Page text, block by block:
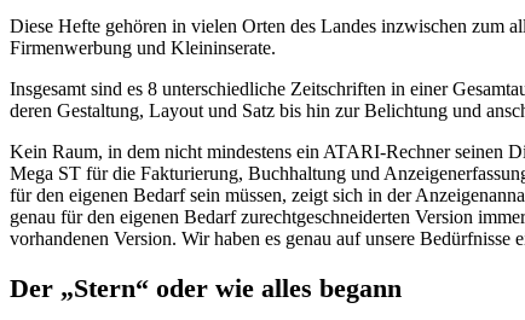
Diese Hefte gehören in vielen Orten des Landes inzwischen zum
Firmenwerbung und Kleininserate.
Insgesamt sind es 8 unterschiedliche Zeitschriften in einer
deren Gestaltung, Layout und Satz bis hin zur Belichtung und
Kein Raum, in dem nicht mindestens ein ATARI-Rechner seinen
Mega ST für die Fakturierung, Buchhaltung und
für den eigenen Bedarf sein müssen, zeigt sich in der
genau für den eigenen Bedarf zurechtgeschneiderten Version
vorhandenen Version. Wir haben es genau auf unsere
Der „Stern“ oder wie alles begann